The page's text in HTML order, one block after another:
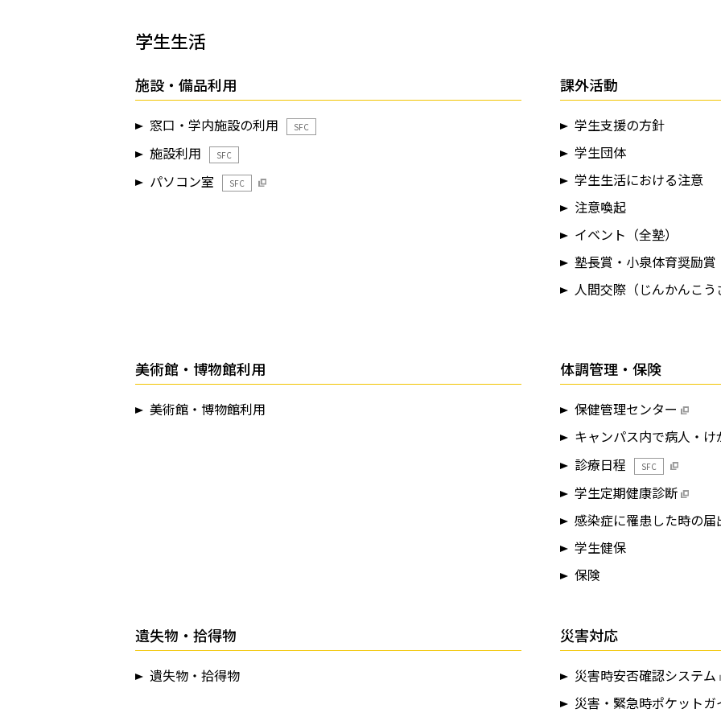
学生生活
施設・備品利用
窓口・学内施設の利用 SFC
施設利用 SFC
パソコン室 SFC
課外活動
学生支援の方針
学生団体
学生生活における注意
注意喚起
イベント（全塾）
塾長賞・小泉体育奨励賞
人間交際（じんかんこう
美術館・博物館利用
美術館・博物館利用
体調管理・保険
保健管理センター
キャンパス内で病人・
診療日程
SFC
学生定期健康診断
感染症に罹患した時の届
学生健保
保険
遺失物・拾得物
遺失物・拾得物
災害対応
災害時安否確認システム
災害・緊急時ポケットガ